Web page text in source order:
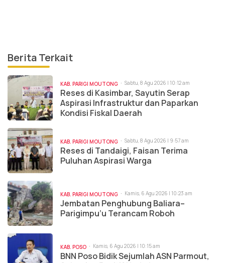
Berita Terkait
KAB. PARIGI MOUTONG Sabtu, 8 Agu 2026 | 10:12 am
Reses di Kasimbar, Sayutin Serap
Aspirasi Infrastruktur dan Paparkan
Kondisi Fiskal Daerah
KAB. PARIGI MOUTONG Sabtu, 8 Agu 2026 | 9:57 am
Reses di Tandaigi, Faisan Terima
Puluhan Aspirasi Warga
KAB. PARIGI MOUTONG Kamis, 6 Agu 2026 | 10:23 am
Jembatan Penghubung Baliara–
Parigimpu’u Terancam Roboh
KAB. POSO Kamis, 6 Agu 2026 | 10:15 am
BNN Poso Bidik Sejumlah ASN Parmout,